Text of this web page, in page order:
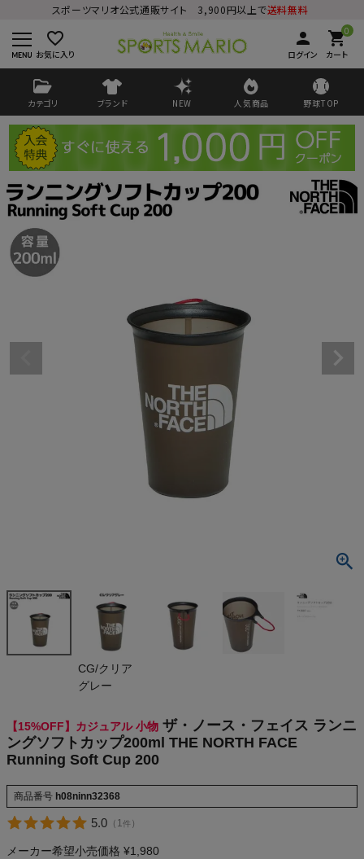
スポーツマリオ公式通販サイト 3,900円以上で送料無料
favorite_border
お気に入り
person
ログイン
0
shopping_cart
カート
カテゴリ ブランド NEW 人気商品 野球TOP
ログイン 会員登録
ようこそ ゲスト 様
商品が見つからない方はこちら
CHUMS
メンズカジュアルウェア
レディースカジュアルウェア
CG/クリア
グレー
【15%OFF】カジュアル 小物 ザ・ノース・フェイス ランニ
ングソフトカップ200ml THE NORTH FACE
Running Soft Cup 200
商品番号 h08ninn32368
5.0 （ 1件 ）
メーカー希望小売価格 ¥1,980